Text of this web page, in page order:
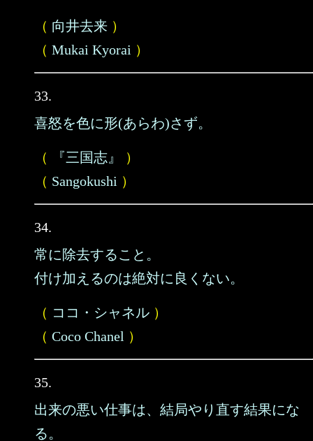
（ 向井去来 ）
（ Mukai Kyorai ）
33.
喜怒を色に形(あらわ)さず。
（ 『三国志』
）
（ Sangokushi ）
34.
常に除去すること。
付け加えるのは絶対に良くない。
（ ココ・シャネル ）
（ Coco Chanel ）
35.
出来の悪い仕事は、結局やり直す結果にな
る。